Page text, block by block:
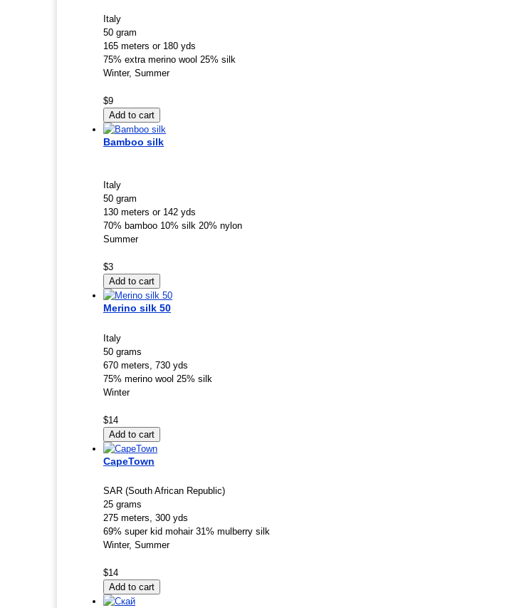
Italy
50 gram
165 meters or 180 yds
75% extra merino wool 25% silk
Winter, Summer
$9
Bamboo silk
Italy
50 gram
130 meters or 142 yds
70% bamboo 10% silk 20% nylon
Summer
$3
Merino silk 50
Italy
50 grams
670 meters, 730 yds
75% merino wool 25% silk
Winter
$14
CapeTown
SAR (South African Republic)
25 grams
275 meters, 300 yds
69% super kid mohair 31% mulberry silk
Winter, Summer
$14